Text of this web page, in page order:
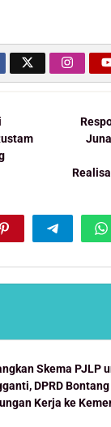
Skema PJLP
DPRD
Kerja ke